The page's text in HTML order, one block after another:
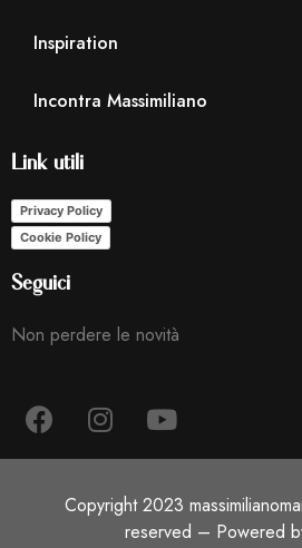
Inspiration
Incontra Massimiliano
Link utili
Privacy Policy
Cookie Policy
Seguici
Non perdere le novità
Copyright 2023
reserved – Powered